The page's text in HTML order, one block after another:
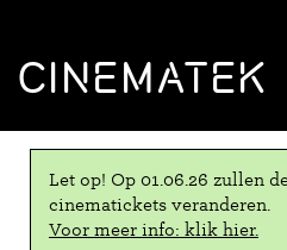
CINEMATEK
Let op! Op 01.06.26 zullen
cinematickets veranderen.
Voor meer info: klik hier.